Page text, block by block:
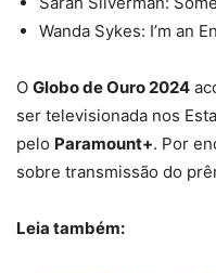
Wanda Sykes: I’m an
O Globo de Ouro 2024
ser televisionada nos
pelo Paramount+. Por
sobre transmissão do
Leia também: